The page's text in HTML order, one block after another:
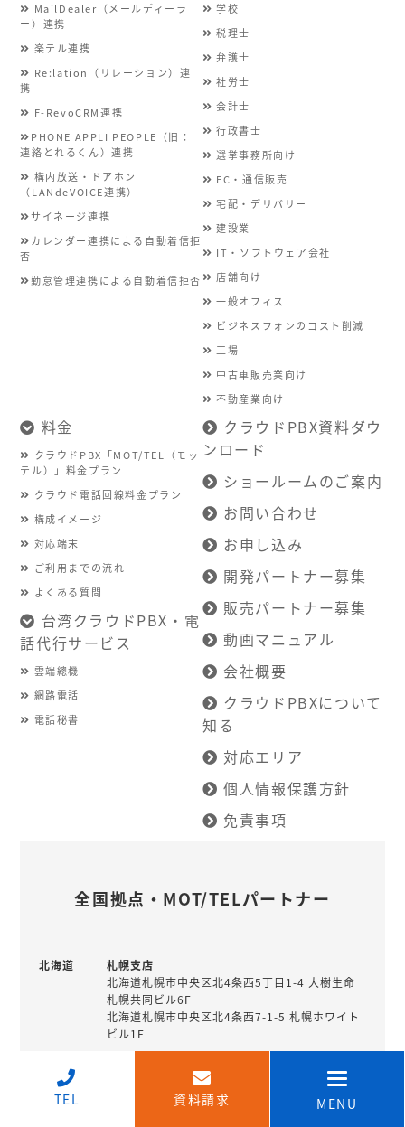
MailDealer（メールディーラ
ー）連携
楽テル連携
Re:lation（リレーション）連
携
F-RevoCRM連携
PHONE APPLI PEOPLE（旧：
連絡とれるくん）連携
構内放送・ドアホン
（LANdeVOICE連携）
サイネージ連携
カレンダー連携による自動着信拒
否
勤怠管理連携による自動着信拒否
学校
税理士
弁護士
社労士
会計士
行政書士
選挙事務所向け
EC・通信販売
宅配・デリバリー
建設業
IT・ソフトウェア会社
店舗向け
一般オフィス
ビジネスフォンのコスト削減
工場
中古車販売業向け
不動産業向け
料金
クラウドPBX「MOT/TEL（モッ
テル）」料金プラン
クラウド電話回線料金プラン
構成イメージ
対応端末
ご利用までの流れ
よくある質問
台湾クラウドPBX・電
話代行サービス
雲端總機
網路電話
電話秘書
クラウドPBX資料ダウ
ンロード
ショールームのご案内
お問い合わせ
お申し込み
開発パートナー募集
販売パートナー募集
動画マニュアル
会社概要
クラウドPBXについて
知る
対応エリア
個人情報保護方針
免責事項
全国拠点・MOT/TELパートナー
北海道
札幌支店
北海道札幌市中央区北4条西5丁目1-4 大樹生命
札幌共同ビル6F
北海道札幌市中央区北4条西7-1-5 札幌ホワイト
ビル1F
北海道釧路市北大通10丁目1-4 北陸銀行住友生
TEL 資料請求 MENU